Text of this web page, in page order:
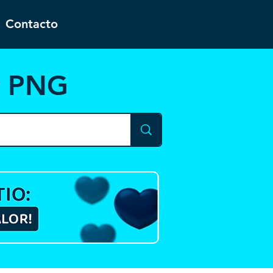
Contacto